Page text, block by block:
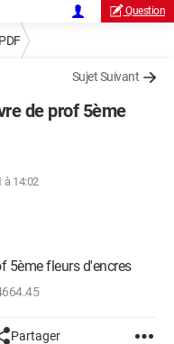
Question
PDF
Sujet Suivant
de prof 5ème
à 14:02
5ème fleurs d'encres
Partager